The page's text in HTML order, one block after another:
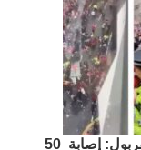
احتفال ليفربول: إصابة 50